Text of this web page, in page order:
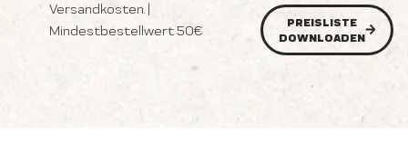
Versandkosten. |
Mindestbestellwert 50€
PREISLISTE
DOWNLOADEN